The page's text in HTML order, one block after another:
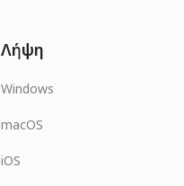
Λήψη
Windows
macOS
iOS